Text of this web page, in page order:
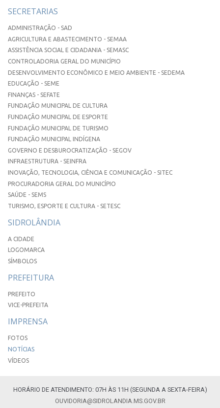
SECRETARIAS
ADMINISTRAÇÃO - SAD
AGRICULTURA E ABASTECIMENTO - SEMAA
ASSISTÊNCIA SOCIAL E CIDADANIA - SEMASC
CONTROLADORIA GERAL DO MUNICÍPIO
DESENVOLVIMENTO ECONÔMICO E MEIO AMBIENTE - SEDEMA
EDUCAÇÃO - SEME
FINANÇAS - SEFATE
FUNDAÇÃO MUNICIPAL DE CULTURA
FUNDAÇÃO MUNICIPAL DE ESPORTE
FUNDAÇÃO MUNICIPAL DE TURISMO
FUNDAÇÃO MUNICIPAL INDÍGENA
GOVERNO E DESBUROCRATIZAÇÃO - SEGOV
INFRAESTRUTURA - SEINFRA
INOVAÇÃO, TECNOLOGIA, CIÊNCIA E COMUNICAÇÃO - SITEC
PROCURADORIA GERAL DO MUNICÍPIO
SAÚDE - SEMS
TURISMO, ESPORTE E CULTURA - SETESC
SIDROLÂNDIA
A CIDADE
LOGOMARCA
SÍMBOLOS
PREFEITURA
PREFEITO
VICE-PREFEITA
IMPRENSA
FOTOS
NOTÍCIAS
VÍDEOS
HORÁRIO DE ATENDIMENTO: 07H ÀS 11H (SEGUNDA A SEXTA-FEIRA)
OUVIDORIA@SIDROLANDIA.MS.GOV.BR